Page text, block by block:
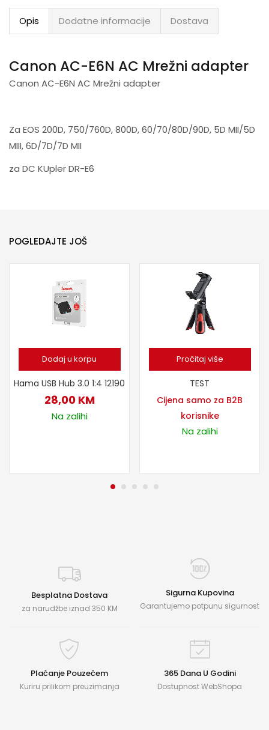
Opis Dodatne informacije Dostava
Canon AC-E6N AC Mrežni adapter
Canon AC-E6N AC Mrežni adapter
Za EOS 200D, 750/760D, 800D, 60/70/80D/90D, 5D MII/5D
MIII, 6D/7D/7D MII
za DC KUpler DR-E6
POGLEDAJTE JOŠ
Dodaj u korpu
Hama USB Hub 3.0 1:4 12190
28,00 KM
Na zalihi
Pročitaj više
TEST
Cijena samo za B2B
korisnike
Na zalihi
Besplatna Dostava
za narudžbe iznad 350 KM
Sigurna Kupovina
Garantujemo potpunu sigurnost
Plaćanje Pouzećem
Kuriru prilikom preuzimanja
365 Dana U Godini
Dostupnost WebShopa